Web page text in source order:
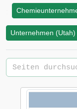
Unternehmen (Utah)